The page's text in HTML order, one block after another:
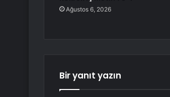
Ağustos 6, 2026
Bir yanıt yazın